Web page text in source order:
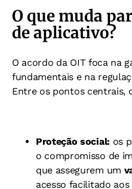
O que muda
de aplicativo?
O acordo da OIT foca na
fundamentais e na
Entre os pontos centrais,
Proteção social: os
o compromisso de
que assegurem um
acesso facilitado